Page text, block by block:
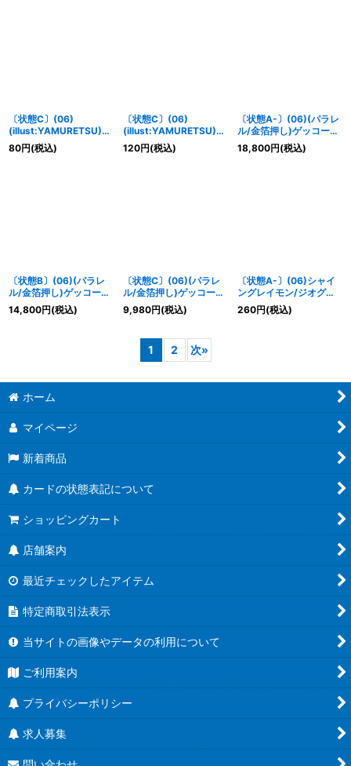
〔状態C〕(06)
(illust:YAMURETSU)セ
ピア・メモリーブース
ト！！【P】{LM-037}
80円(税込)
〔状態C〕(06)
(illust:YAMURETSU)グ
レープ・メモリーブース
ト！！【P】{LM-038}
120円(税込)
〔状態A-〕(06)(パラレ
ル/金箔押し)ゲッコーモ
ン【R-P】{ST23-06}
《緑》
18,800円(税込)
〔状態B〕(06)(パラレ
ル/金箔押し)ゲッコーモ
ン【R-P】{ST23-06}
《緑》
14,800円(税込)
〔状態C〕(06)(パラレ
ル/金箔押し)ゲッコーモ
ン【R-P】{ST23-06}
《緑》
9,980円(税込)
〔状態A-〕(06)シャイ
ングレイモン/ジオグレ
イソード【SR】{ST24-
07}《多》
260円(税込)
1 2 次»
ホーム
マイページ
新着商品
カードの状態表記について
ショッピングカート
店舗案内
最近チェックしたアイテム
特定商取引法表示
当サイトの画像やデータの利用について
ご利用案内
プライバシーポリシー
求人募集